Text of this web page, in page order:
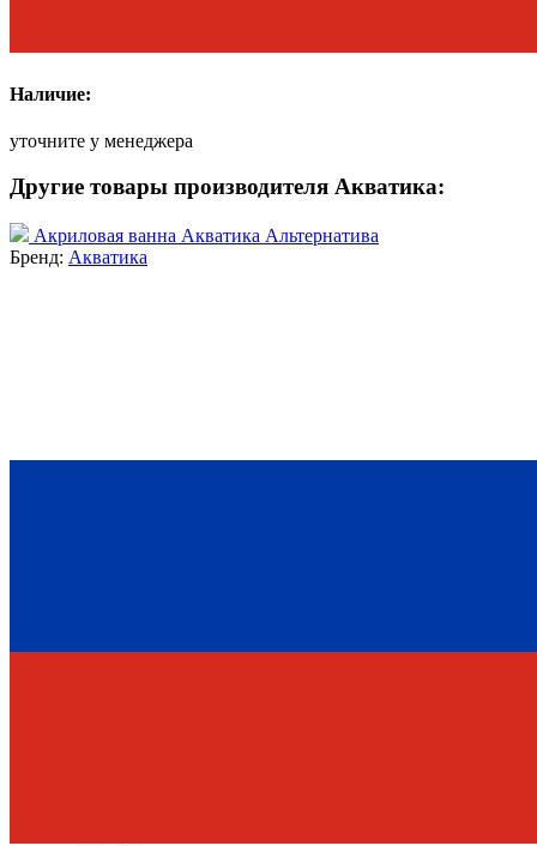
Наличие:
уточните у менеджера
Другие товары производителя Акватика:
Акриловая ванна Акватика Альтернатива
Бренд: Акватика